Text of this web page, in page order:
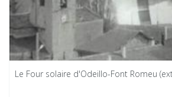
Le Four solaire d'Odeillo-Font Romeu